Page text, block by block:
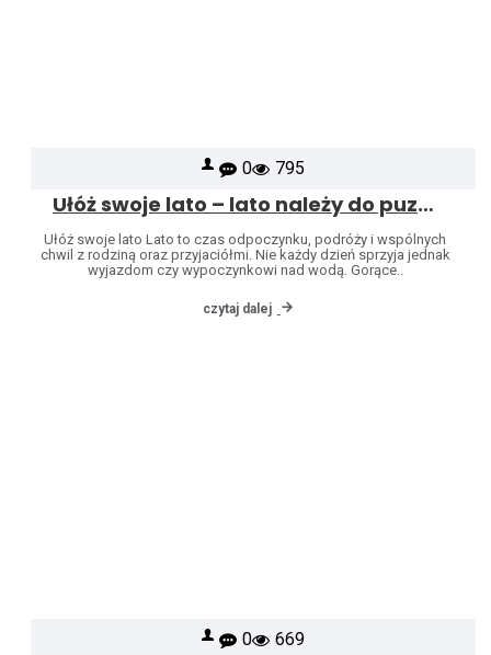
0 795
Ułóż swoje lato – lato należy do puzzli
Ułóż swoje lato Lato to czas odpoczynku, podróży i wspólnych
chwil z rodziną oraz przyjaciółmi. Nie każdy dzień sprzyja jednak
wyjazdom czy wypoczynkowi nad wodą. Gorące..
czytaj dalej
0 669